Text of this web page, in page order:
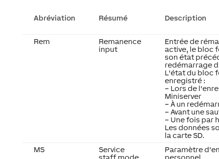
Abréviation Résumé Description
Rem
Remanence
input
Entrée de
active, le bloc
son état
redémarrage
L'état du bloc
enregistré :
– Lors de
Miniserver
– À un
– Avant une
– Une fois par
Les données
la carte SD.
MS
Service
staff mode
Paramètre
personnel